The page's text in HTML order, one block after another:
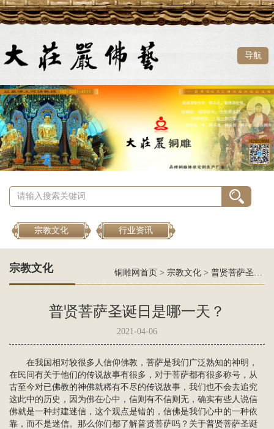
导航
宗教文化 行业资讯
宗教文化 铜雕网首页 > 宗教文化 > 普贤菩萨圣诞日是哪一天？
普贤菩萨圣诞日是哪一天？
2021-04-06
在我国相对较很多人信仰佛教，菩萨是我们广泛熟知的神明，
在民间有关于他们的传说故事有很多，对于菩萨都有很多称号，从
古至今对已佛教的神佛就稀有不尽的传说故事，我们也不会去追究
这此中的历史，因为佛在心中，信则有不信则无，确实有些人说信
佛就是一种封建迷信，这个观点是错的，信佛是我们心中的一种依
靠，而不是迷信。那么你们都了解普贤菩萨吗？关于普贤菩萨圣诞